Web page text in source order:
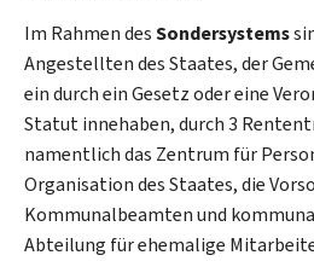
Im Rahmen desSondersystems
Angestellten des Staates, der
ein durch ein Gesetz oder eine
Statut innehaben, durch 3
namentlich das Zentrum für
Organisation des Staates, die
Kommunalbeamten und
Abteilung für ehemalige